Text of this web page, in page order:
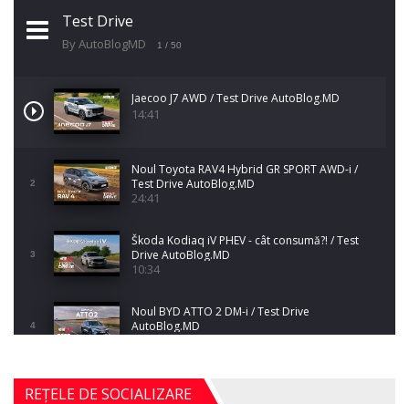
Test Drive
By AutoBlogMD 1 / 50
Jaecoo J7 AWD / Test Drive AutoBlog.MD
14:41
2
Noul Toyota RAV4 Hybrid GR SPORT AWD-i /
Test Drive AutoBlog.MD
24:41
3
Škoda Kodiaq iV PHEV - cât consumă?! / Test
Drive AutoBlog.MD
10:34
4
Noul BYD ATTO 2 DM-i / Test Drive
AutoBlog.MD
17:35
5
Noul Mercedes-Benz S-Class facelift (S 580
4MATIC V223) / Test Drive AutoBlog.MD
REȚELE DE SOCIALIZARE